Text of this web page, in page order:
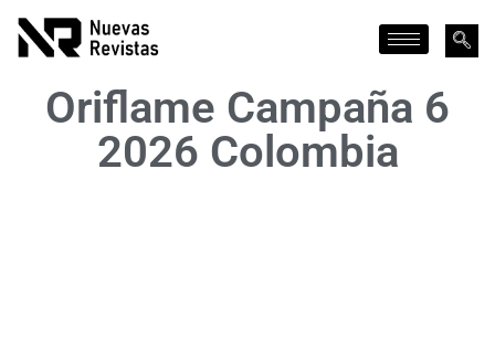
Oriflame Campaña 6
2026 Colombia